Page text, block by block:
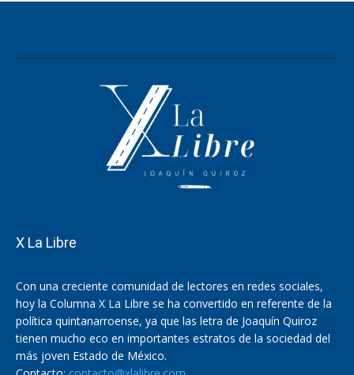
X La Libre
Con una creciente comunidad de lectores en redes sociales,
hoy la Columna X La Libre se ha convertido en referente de la
política quintanarroense, ya que las letra de Joaquín Quiroz
tienen mucho eco en importantes estratos de la sociedad del
más joven Estado de México.